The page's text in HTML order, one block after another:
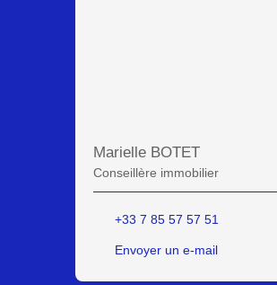
Marielle BOTET
Conseillère immobilier
+33 7 85 57 57 51
Envoyer un e-mail